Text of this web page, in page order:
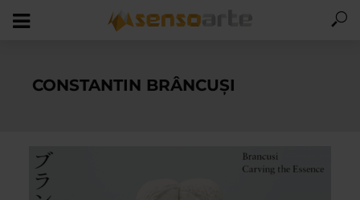
CONSTANTIN BRÂNCUȘI